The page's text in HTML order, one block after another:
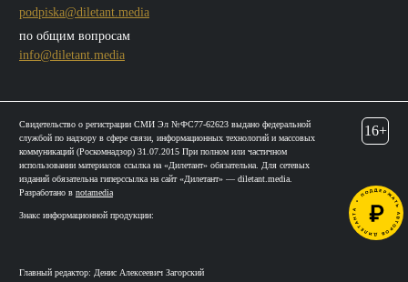
podpiska@diletant.media
по общим вопросам
info@diletant.media
Свидетельство о регистрации СМИ Эл №ФС77-62623 выдано федеральной
службой по надзору в сфере связи, информационных технологий и массовых
коммуникаций (Роскомнадзор) 31.07.2015 При полном или частичном
использовании материалов ссылка на «Дилетант» обязательна. Для сетевых
изданий обязательна гиперссылка на сайт «Дилетант» — diletant.media.
Разработано в notamedia
Знакс информационной продукции:
Главный редактор: Денис Алексеевич Загорский
16+